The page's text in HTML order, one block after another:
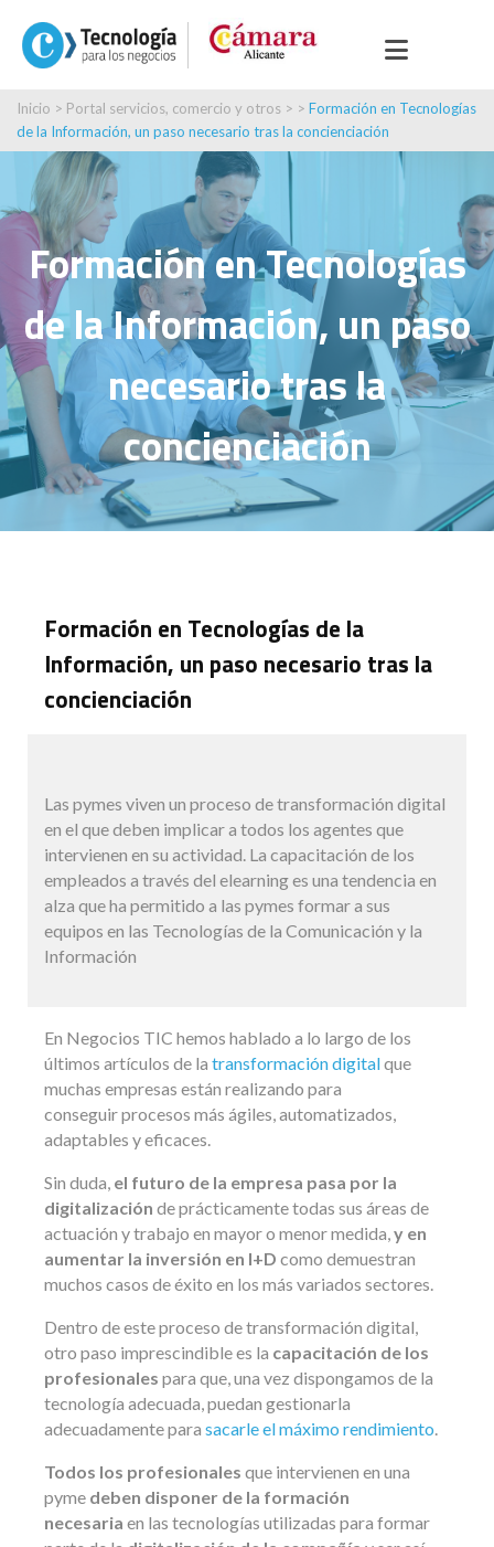
Inicio > Portal servicios, comercio y otros > > Formación en Tecnologías
de la Información, un paso necesario tras la concienciación
Formación en Tecnologías
de la Información, un paso
necesario tras la
concienciación
Formación en Tecnologías de la
Información, un paso necesario tras la
concienciación
Las pymes viven un proceso de transformación digital
en el que deben implicar a todos los agentes que
intervienen en su actividad. La capacitación de los
empleados a través del elearning es una tendencia en
alza que ha permitido a las pymes formar a sus
equipos en las Tecnologías de la Comunicación y la
Información
En Negocios TIC hemos hablado a lo largo de los
últimos artículos de la transformación digitalque
muchas empresas están realizando para
conseguir procesos más ágiles, automatizados,
adaptables y eficaces.
Sin duda, el futuro de la empresa pasa por la
digitalización de prácticamente todas sus áreas de
actuación y trabajo en mayor o menor medida,y en
aumentar la inversión en I+D como demuestran
muchos casos de éxito en los más variados sectores.
Dentro de este proceso de transformación digital,
otro paso imprescindible es la capacitación de los
profesionales para que, una vez dispongamos de la
tecnología adecuada, puedan gestionarla
adecuadamente para sacarle el máximo rendimiento.
Todos los profesionales que intervienen en una
pyme deben disponer de la formación
necesaria en las tecnologías utilizadas para formar